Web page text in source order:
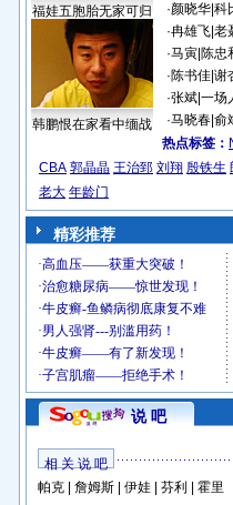
福娃五胞胎无家可归
韩鹏恨在家看中缅战
·颜晓华| 科
·冉雄飞| 老
·马寅| 陈忠
·陈书佳| 谢
·张斌| 一场
·马晓春| 俞
热点标签：
CBA 郭晶晶 王治郅 刘翔 殷铁生
老大 年龄门
精彩推荐
说 吧
相 关 说 吧
帕克| 詹姆斯| 伊娃| 芬利 霍里